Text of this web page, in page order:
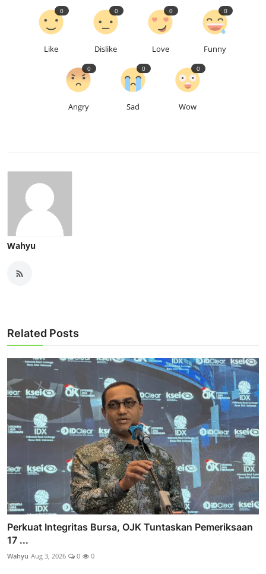
Like
0
Dislike
0
Love
0
Funny
0
Angry
0
Sad
0
Wow
0
Wahyu
Related Posts
Perkuat Integritas Bursa, OJK Tuntaskan Pemeriksaan
17 ...
Wahyu Aug 3, 2026 0 0